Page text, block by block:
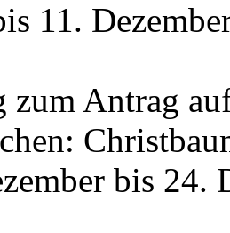
11.
zum Antrag
bis 24.